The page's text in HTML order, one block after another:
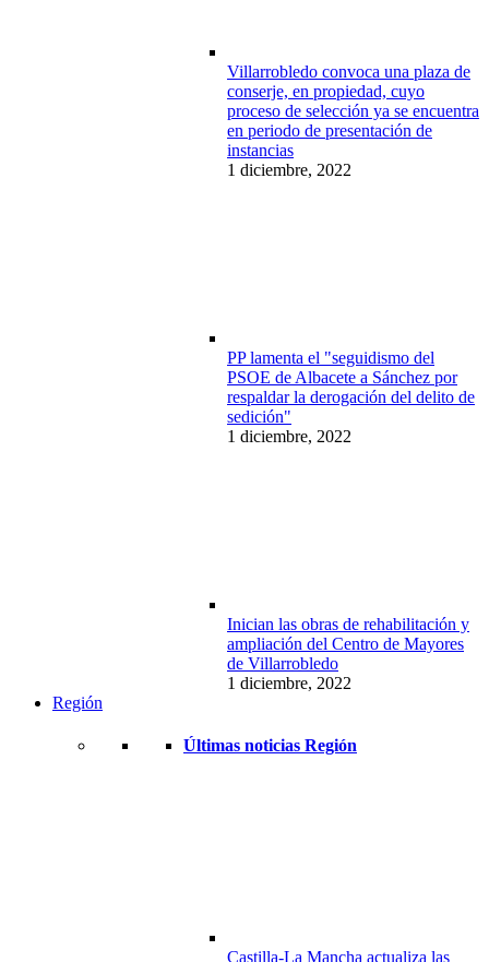
Villarrobledo convoca una plaza de
conserje, en propiedad, cuyo
proceso de selección ya se encuentra
en periodo de presentación de
instancias
1 diciembre, 2022
PP lamenta el "seguidismo del
PSOE de Albacete a Sánchez por
respaldar la derogación del delito de
sedición"
1 diciembre, 2022
Inician las obras de rehabilitación y
ampliación del Centro de Mayores
de Villarrobledo
1 diciembre, 2022
Región
Últimas noticias Región
Castilla-La Mancha actualiza las